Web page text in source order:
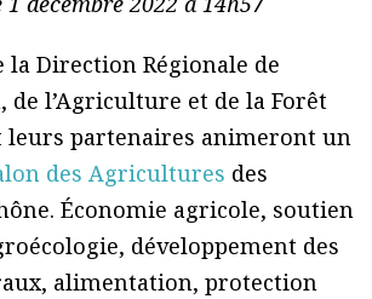
la Direction Régionale de
de l’Agriculture et de la Forêt
leurs partenaires animeront un
des Agricultures des
Économie agricole, soutien
développement des
alimentation, protection